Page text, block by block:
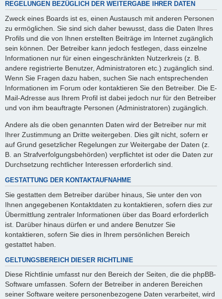
REGELUNGEN BEZÜGLICH DER WEITERGABE IHRER DATEN
Zweck eines Boards ist es, einen Austausch mit anderen Personen
zu ermöglichen. Sie sind sich daher bewusst, dass die Daten Ihres
Profils und die von Ihnen erstellten Beiträge im Internet zugänglich
sein können. Der Betreiber kann jedoch festlegen, dass einzelne
Informationen nur für einen eingeschränkten Nutzerkreis (z. B.
andere registrierte Benutzer, Administratoren etc.) zugänglich sind.
Wenn Sie Fragen dazu haben, suchen Sie nach entsprechenden
Informationen im Forum oder kontaktieren Sie den Betreiber. Die E-
Mail-Adresse aus Ihrem Profil ist dabei jedoch nur für den Betreiber
und von ihm beauftragte Personen (Administratoren) zugänglich.
Andere als die oben genannten Daten wird der Betreiber nur mit
Ihrer Zustimmung an Dritte weitergeben. Dies gilt nicht, sofern er
auf Grund gesetzlicher Regelungen zur Weitergabe der Daten (z.
B. an Strafverfolgungsbehörden) verpflichtet ist oder die Daten zur
Durchsetzung rechtlicher Interessen erforderlich sind.
GESTATTUNG DER KONTAKTAUFNAHME
Sie gestatten dem Betreiber darüber hinaus, Sie unter den von
Ihnen angegebenen Kontaktdaten zu kontaktieren, sofern dies zur
Übermittlung zentraler Informationen über das Board erforderlich
ist. Darüber hinaus dürfen er und andere Benutzer Sie
kontaktieren, sofern Sie dies in Ihrem persönlichen Bereich
gestattet haben.
GELTUNGSBEREICH DIESER RICHTLINIE
Diese Richtlinie umfasst nur den Bereich der Seiten, die die phpBB-
Software umfassen. Sofern der Betreiber in anderen Bereichen
seiner Software weitere personenbezogene Daten verarbeitet, wird